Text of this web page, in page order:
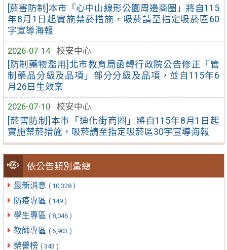
[菸害防制]本市「心中山線形公園周邊商圈」將自115
年8月1日起實施禁菸措施，吸菸請至指定吸菸區60
字宣導海報
2026-07-14
校安中心
[防制藥物濫用]北市教育局函轉行政院公告修正「管
制藥品分級及品項」部分分級及品項，並自115年6
月26日生效案
2026-07-10
校安中心
[菸害防制]本市「迪化街商圈」將自115年8月1日起
實施禁菸措施，吸菸請至指定吸菸區30字宣導海報
依公告類別彙總
最新消息 ( 10,328 )
防疫專區 ( 149 )
學生專區 ( 8,046 )
教師專區 ( 6,903 )
榮譽榜 ( 343 )